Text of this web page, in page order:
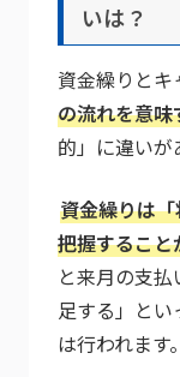
いは？
資金繰りと
の流れを意味
的」に違いが
資金繰りは
把握すること
と来月の支
足する」と
は行われます。